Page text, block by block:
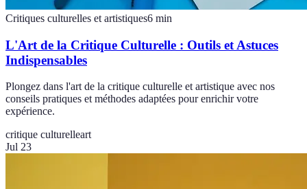
Critiques culturelles et artistiques6 min
L'Art de la Critique Culturelle : Outils et Astuces
Indispensables
Plongez dans l'art de la critique culturelle et artistique avec nos
conseils pratiques et méthodes adaptées pour enrichir votre
expérience.
critique culturelleart
Jul 23